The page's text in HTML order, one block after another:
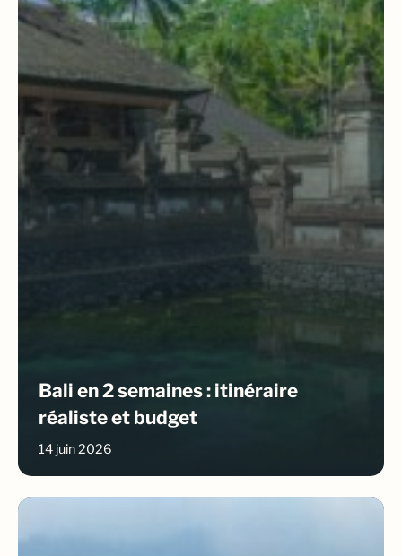
Bali en 2 semaines : itinéraire
réaliste et budget
14 juin 2026